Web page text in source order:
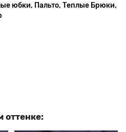
юбки, Пальто, Теплые Брюки,
оттенке: